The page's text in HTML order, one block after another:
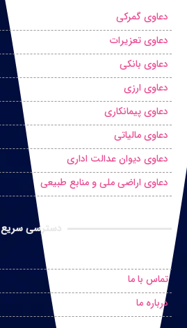
دعاوی گمرکی
دعاوی تعزیرات
دعاوی بانکی
دعاوی ارزی
دعاوی پیمانکاری
دعاوی مالیاتی
دعاوی دیوان عدالت اداری
دعاوی اراضی ملی و منابع طبیعی
دسترسی سریع
تماس با ما
درباره ما